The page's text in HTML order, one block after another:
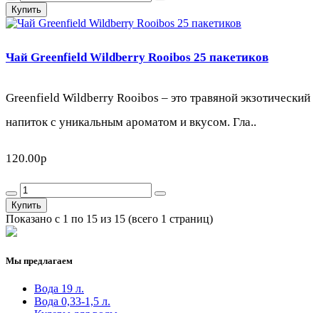
Купить
Чай Greenfield Wildberry Rooibos 25 пакетиков
Greenfield Wildberry Rooibos – это травяной экзотический
напиток с уникальным ароматом и вкусом. Гла..
120.00р
Купить
Показано с 1 по 15 из 15 (всего 1 страниц)
Мы предлагаем
Вода 19 л.
Вода 0,33-1,5 л.